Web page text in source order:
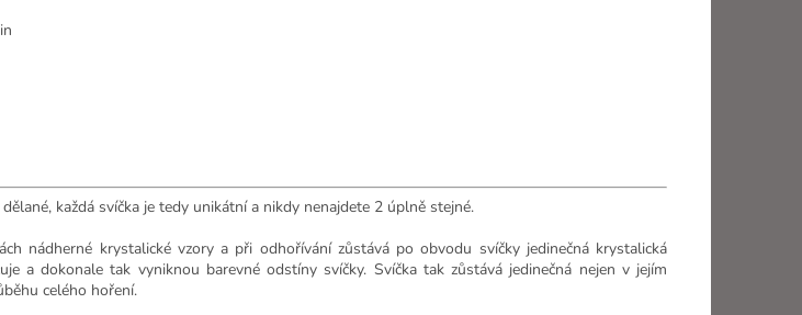
každá svíčka je tedy unikátní a nikdy nenajdete 2 úplně stejné.
nádherné krystalické vzory a při odhořívání zůstává po obvodu svíčky jedinečná krystalická
a dokonale tak vyniknou barevné odstíny svíčky. Svíčka tak zůstává jedinečná nejen v jejím
celého hoření.